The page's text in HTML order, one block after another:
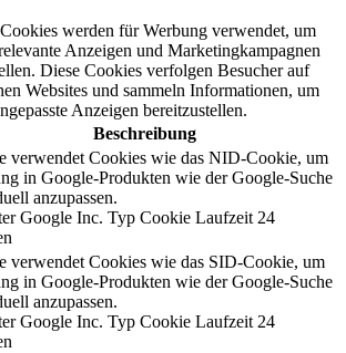
werden für Werbung verwendet, um
Anzeigen und Marketingkampagnen
Diese Cookies verfolgen Besucher auf
Websites und sammeln Informationen, um
Anzeigen bereitzustellen.
Beschreibung
verwendet Cookies wie das NID-Cookie, um
in Google-Produkten wie der Google-Suche
anzupassen.
Google Inc. Typ Cookie Laufzeit 24
verwendet Cookies wie das SID-Cookie, um
in Google-Produkten wie der Google-Suche
anzupassen.
Google Inc. Typ Cookie Laufzeit 24